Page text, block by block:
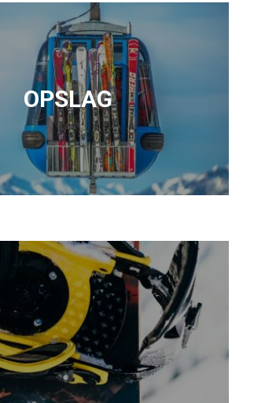
OPSLAG